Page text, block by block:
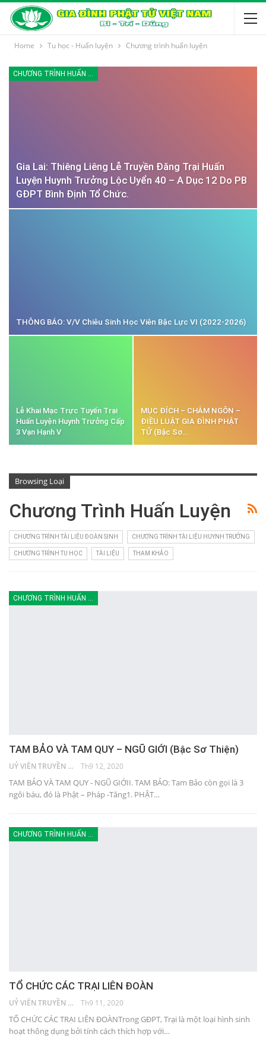
Home Tu học - Huấn luyện Chương trình huấn luyện
CHƯƠNG TRÌNH HUẤN LUYỆN
Gia Lai: Thiêng Liêng Lễ Truyền Đăng Trại Huấn
Luyện Huynh Trưởng Lộc Uyển 40 – A Dục 12 Do PB
GĐPT Bình Định Tổ Chức.
THÔNG BÁO: V/v Chiêu Sinh Học Viên Bậc Lực VI (2022-2026)
Lễ Khai Mạc Trực Tuyến Trại
Huấn Luyện Huynh Trưởng Cấp
3 Vạn Hạnh V
MỤC ĐÍCH – CHÂM NGÔN –
ĐIỀU LUẬT GIA ĐÌNH PHẬT
TỬ (Bậc Sơ…
Browsing Loại
Chương Trình Huấn Luyện
CHƯƠNG TRÌNH TÀI LIỆU ĐOÀN SINH CHƯƠNG TRÌNH TÀI LIỆU HUYNH TRƯỞNG
CHƯƠNG TRÌNH TU HỌC TÀI LIỆU THAM KHẢO
CHƯƠNG TRÌNH HUẤN LUYỆN
TAM BẢO VÀ TAM QUY – NGŨ GIỚI (Bậc Sơ Thiện)
UỶ VIÊN TRUYỀN THÔNG Th9 12, 2020
TAM BẢO VÀ TAM QUY - NGŨ GIỚII. TAM BẢO: Tam Bảo còn gọi là 3
ngôi báu, đó là Phật – Pháp -Tăng1. PHẬT…
CHƯƠNG TRÌNH HUẤN LUYỆN
TỔ CHỨC CÁC TRẠI LIÊN ĐOÀN
UỶ VIÊN TRUYỀN THÔNG Th9 11, 2020
TỔ CHỨC CÁC TRẠI LIÊN ĐOÀNTrong GĐPT, Trại là một loại hình sinh
hoạt thông dụng bởi tính cách thích hợp với…